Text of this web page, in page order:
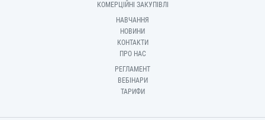
КОМЕРЦІЙНІ ЗАКУПІВЛІ
НАВЧАННЯ
НОВИНИ
КОНТАКТИ
ПРО НАС
РЕГЛАМЕНТ
ВЕБІНАРИ
ТАРИФИ